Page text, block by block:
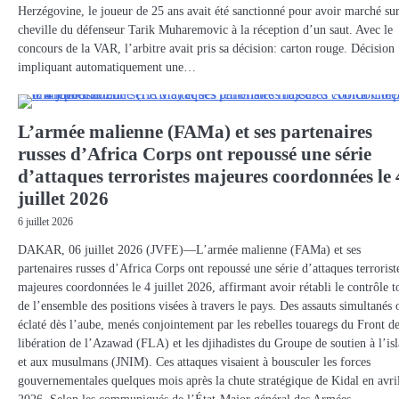
Herzégovine, le joueur de 25 ans avait été sanctionné pour avoir marché
cheville du défenseur Tarik Muharemovic à la réception d’un saut. Avec le
concours de la VAR, l’arbitre avait pris sa décision: carton rouge. Décision
impliquant automatiquement une…
L’armée malienne (FAMa) et ses partenaires
russes d’Africa Corps ont repoussé une série
d’attaques terroristes majeures coordonnées le
juillet 2026
6 juillet 2026
DAKAR, 06 juillet 2026 (JVFE)—L’armée malienne (FAMa) et ses
partenaires russes d’Africa Corps ont repoussé une série d’attaques
majeures coordonnées le 4 juillet 2026, affirmant avoir rétabli le contrôle
de l’ensemble des positions visées à travers le pays. Des assauts simultanés
éclaté dès l’aube, menés conjointement par les rebelles touaregs du Front de
libération de l’Azawad (FLA) et les djihadistes du Groupe de soutien à
et aux musulmans (JNIM). Ces attaques visaient à bousculer les forces
gouvernementales quelques mois après la chute stratégique de Kidal en avril